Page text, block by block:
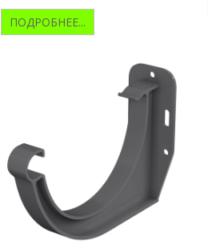
ПОДРОБНЕЕ...